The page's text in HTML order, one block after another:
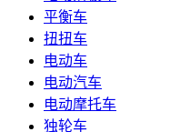
平衡车
扭扭车
电动车
电动汽车
电动摩托车
独轮车